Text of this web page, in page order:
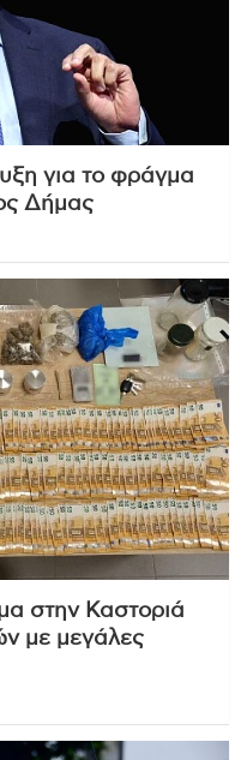
για το φράγμα
Δήμας
στην Καστοριά
με μεγάλες